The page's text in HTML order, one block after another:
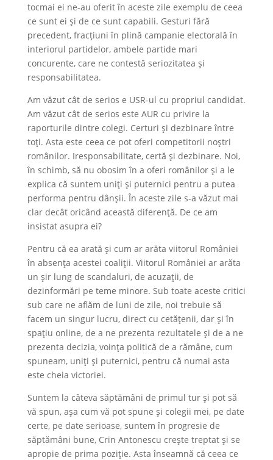
tocmai ei ne-au oferit în aceste zile exemplu de ceea
ce sunt ei și de ce sunt capabili. Gesturi fără
precedent, fracțiuni în plină campanie electorală în
interiorul partidelor, ambele partide mari
concurente, care ne contestă seriozitatea și
responsabilitatea.
Am văzut cât de serios e USR-ul cu propriul candidat.
Am văzut cât de serios este AUR cu privire la
raporturile dintre colegi. Certuri și dezbinare între
toți. Asta este ceea ce pot oferi competitorii noștri
românilor. Iresponsabilitate, certă și dezbinare. Noi,
în schimb, să nu obosim în a oferi românilor și a le
explica că suntem uniți și puternici pentru a putea
performa pentru dânșii. În aceste zile s-a văzut mai
clar decât oricând această diferență. De ce am
insistat asupra ei?
Pentru că ea arată și cum ar arăta viitorul României
în absența acestei coaliții. Viitorul României ar arăta
un șir lung de scandaluri, de acuzații, de
dezinformări pe teme minore. Sub toate aceste critici
sub care ne aflăm de luni de zile, noi trebuie să
facem un singur lucru, direct cu cetățenii, dar și în
spațiu online, de a ne prezenta rezultatele și de a ne
prezenta decizia, voința politică de a rămâne, cum
spuneam, uniți și puternici, pentru că numai asta
este cheia victoriei.
Suntem la câteva săptămâni de primul tur și pot să
vă spun, așa cum vă pot spune și colegii mei, pe date
certe, pe date serioase, suntem în progresie de
săptămâni bune, Crin Antonescu crește treptat și se
apropie de prima poziție. Asta înseamnă că ceea ce